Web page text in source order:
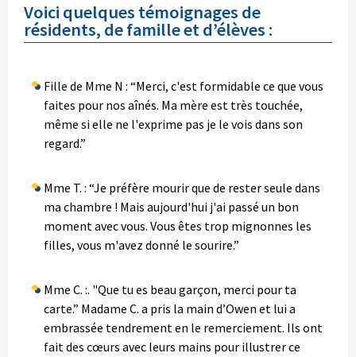
Voici quelques témoignages de
résidents, de famille et d’élèves :
Fille de Mme N : “Merci, c'est formidable ce que vous
faites pour nos aînés. Ma mère est très touchée,
même si elle ne l'exprime pas je le vois dans son
regard.”
Mme T. : “Je préfère mourir que de rester seule dans
ma chambre ! Mais aujourd'hui j'ai passé un bon
moment avec vous. Vous êtes trop mignonnes les
filles, vous m'avez donné le sourire.”
Mme C. :. "Que tu es beau garçon, merci pour ta
carte.” Madame C. a pris la main d’Owen et lui a
embrassée tendrement en le remerciement. Ils ont
fait des cœurs avec leurs mains pour illustrer ce